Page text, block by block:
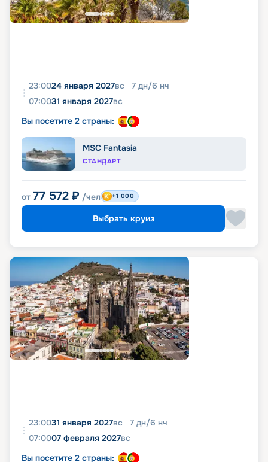
23:0024 января 2027вс 7 дн/6 нч
07:0031 января 2027вс
Вы посетите 2 страны:
MSC Fantasia
СТАНДАРТ
от 77 572 ₽ /чел +1 000
Выбрать круиз
23:0031 января 2027вс 7 дн/6 нч
07:0007 февраля 2027вс
Вы посетите 2 страны: